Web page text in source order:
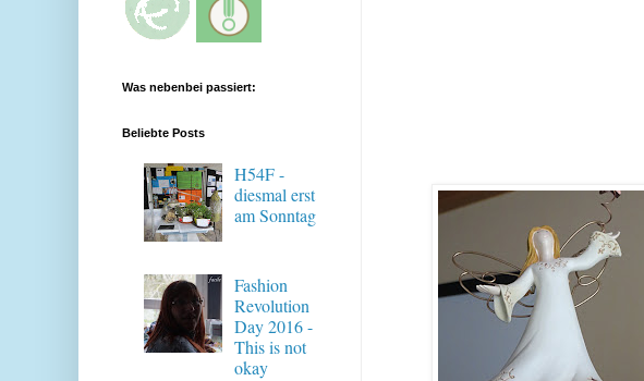
Was nebenbei passiert:
Beliebte Posts
H54F -
diesmal erst
am Sonntag
Fashion
Revolution
Day 2016 -
This is not
okay